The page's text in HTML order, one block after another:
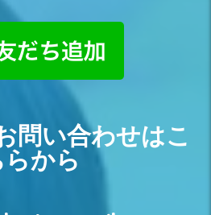
問い合わせはこ
らから